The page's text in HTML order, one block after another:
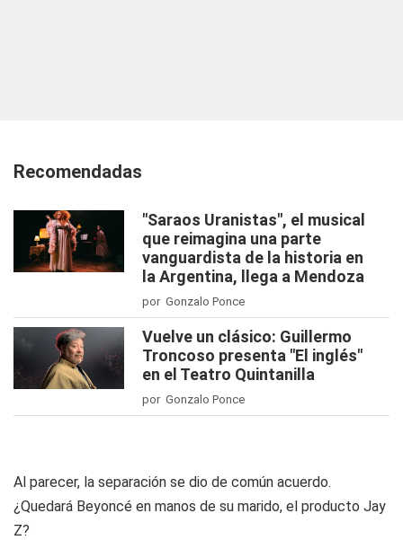
Recomendadas
"Saraos Uranistas", el musical
que reimagina una parte
vanguardista de la historia en
la Argentina, llega a Mendoza
por Gonzalo Ponce
Vuelve un clásico: Guillermo
Troncoso presenta "El inglés"
en el Teatro Quintanilla
por Gonzalo Ponce
Al parecer, la separación se dio de común acuerdo.
¿Quedará Beyoncé en manos de su marido, el producto Jay
Z?